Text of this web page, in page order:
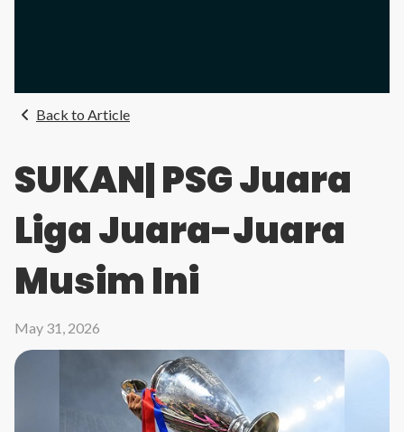
Back to Article
SUKAN| PSG Juara
Liga Juara-Juara
Musim Ini
May 31, 2026